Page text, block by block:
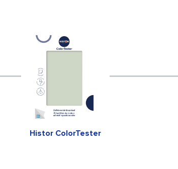
Histor ColorTester